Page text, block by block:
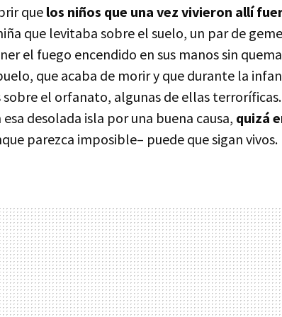
que los niños que una vez vivieron allí
que levitaba sobre el suelo, un par de
el fuego encendido en sus manos sin
que acaba de morir y que durante la
el orfanato, algunas de ellas
desolada isla por una buena causa, quizá
parezca imposible– puede que sigan vivos.